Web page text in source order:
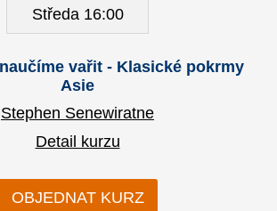
Středa 16:00
vařit - Klasické pokrmy
Asie
Stephen Senewiratne
Detail kurzu
OBJEDNAT KURZ